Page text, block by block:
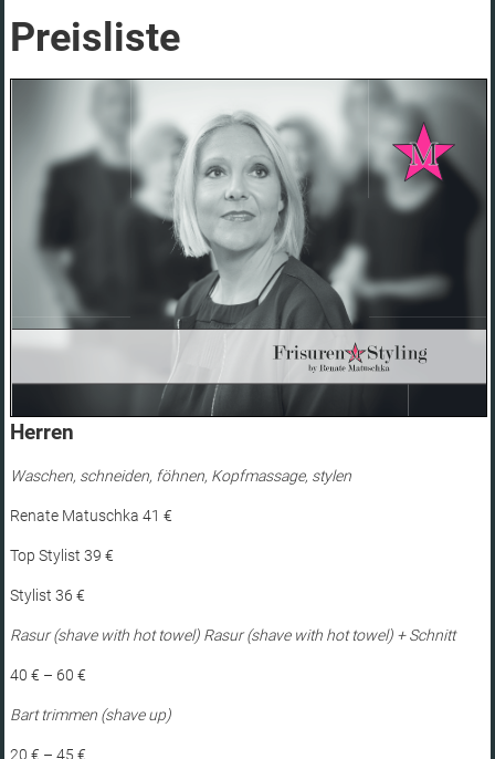
Friseur
in
Hairdesign
Ingolstadt
Preisliste
Herren
Waschen, schneiden, föhnen, Kopfmassage, stylen
Renate Matuschka 41 €
Top Stylist 39 €
Stylist 36 €
Rasur (shave with hot towel) Rasur (shave with hot towel) + Schnitt
40 € – 60 €
Bart trimmen (shave up)
20 € – 45 €